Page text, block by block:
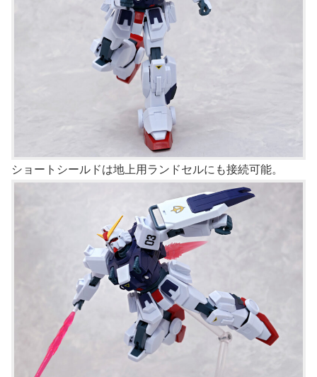
ショートシールドは地上用ランドセルにも接続可能。